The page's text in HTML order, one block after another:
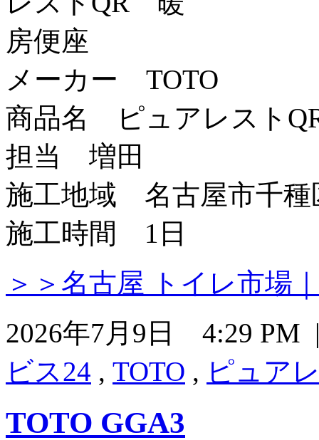
メーカー TOTO
商品名 ピュアレスト
担当 増田
施工地域 名古屋市千種
施工時間 1日
＞＞名古屋 トイレ市場
2026年7月9日 4:29
ビス24 , TOTO , ピュア
TOTO GGA3